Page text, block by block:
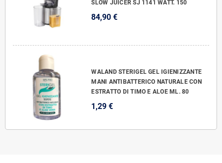
SLOW JUICER SJ 1141 WATT. 150
84,90 €
WALAND STERIGEL GEL IGIENIZZANTE
MANI ANTIBATTERICO NATURALE CON
ESTRATTO DI TIMO E ALOE ML. 80
1,29 €